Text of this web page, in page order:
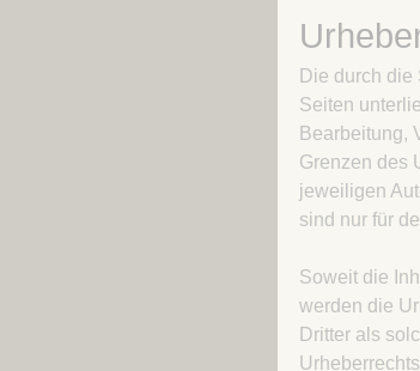
Die durch
Seiten
Bearbeitung,
Grenzen des
jeweiligen
sind nur für
Soweit die
werden die
Dritter als